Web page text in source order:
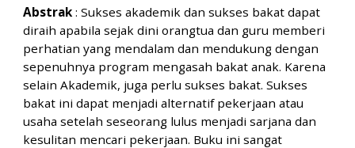
Abstrak :Sukses akademik dan sukses bakat dapat
diraih apabila sejak dini orangtua dan guru memberi
perhatian yang mendalam dan mendukung dengan
sepenuhnya program mengasah bakat anak. Karena
selain Akademik, juga perlu sukses bakat. Sukses
bakat ini dapat menjadi alternatif pekerjaan atau
usaha setelah seseorang lulus menjadi sarjana dan
kesulitan mencari pekerjaan. Buku ini sangat